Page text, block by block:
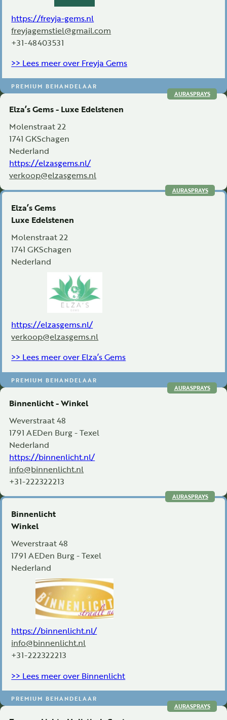
https://freyja-gems.nl
freyjagemstiel@gmail.com
+31-48403531
PREMIUM BEHANDELAAR
>> Lees meer over Freyja Gems
Elza’s Gems - Luxe Edelstenen
Molenstraat 22
1741 GKSchagen
Nederland
https://elzasgems.nl/
verkoop@elzasgems.nl
AURASPRAYS
Elza’s Gems
Luxe Edelstenen
Molenstraat 22
1741 GKSchagen
Nederland
https://elzasgems.nl/
verkoop@elzasgems.nl
AURASPRAYS
PREMIUM BEHANDELAAR
>> Lees meer over Elza’s Gems
Binnenlicht - Winkel
Weverstraat 48
1791 AEDen Burg - Texel
Nederland
https://binnenlicht.nl/
info@binnenlicht.nl
+31-222322213
AURASPRAYS
Binnenlicht
Winkel
Weverstraat 48
1791 AEDen Burg - Texel
Nederland
https://binnenlicht.nl/
info@binnenlicht.nl
+31-222322213
AURASPRAYS
PREMIUM BEHANDELAAR
>> Lees meer over Binnenlicht
AURASPRAYS